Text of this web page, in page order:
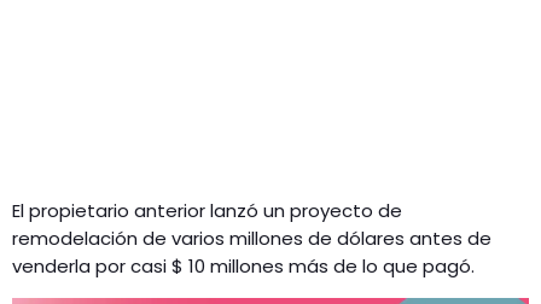
El propietario anterior lanzó un proyecto de
remodelación de varios millones de dólares antes de
venderla por casi $ 10 millones más de lo que pagó.